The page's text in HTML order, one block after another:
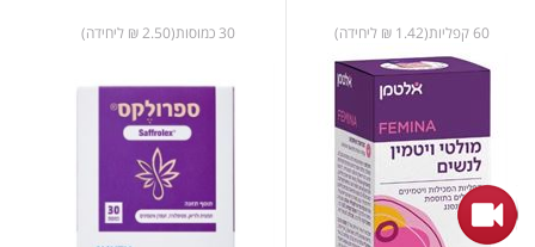
60 קפליות(1.42 ₪ ליחידה) 30 כמוסות(2.50 ₪ ליחידה)